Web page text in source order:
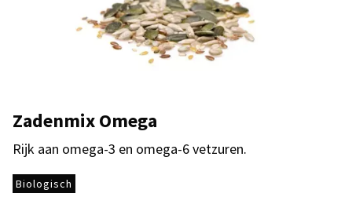
Zadenmix Omega
Rijk aan omega-3 en omega-6 vetzuren.
Biologisch